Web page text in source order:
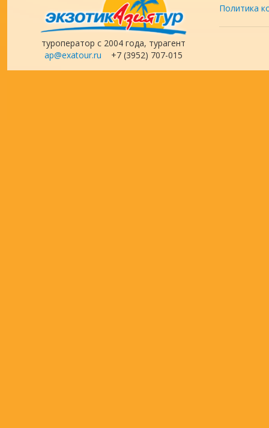
туроператор с 2004 года, турагент
ap@exatour.ru +7 (3952) 707-015
Политика